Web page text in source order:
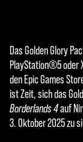
Das Golden Glory
PlayStation®5 oder
den Epic Games
ist Zeit, sich das
Borderlands 4auf
3. Oktober 2025 zu